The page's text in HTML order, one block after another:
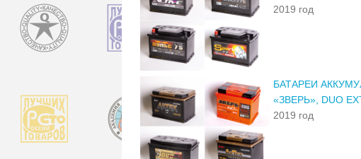
2019 год
БАТАРЕИ
«ЗВЕРЬ», DUO
2019 год